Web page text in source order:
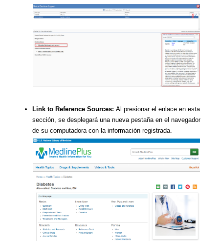
Link to Reference Sources: Al presionar el enlace en esta
sección, se desplegará una nueva pestaña en el navegador
de su computadora con la información registrada.